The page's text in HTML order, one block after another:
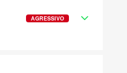
AGRESSIVO